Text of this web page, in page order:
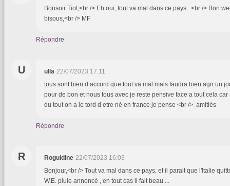
Bonsoir Tiot,<br /> Eh oui, tout va mal dans ce pays...<br /> Bon
bisous,<br /> MF
Répondre
U ulla 22/07/2023 17:11
tous sont bien d accord que tout va mal mais faudra bien agir un
pour de bon et nous tous avec je reste pensive face a tout cela
du tout on a le tord d etre né en france je pense <br /> amitiés
Répondre
R Roguidine 22/07/2023 16:03
Bonjour,<br /> Tout va mal dans ce pays, et il parait que l'Italie
W.E. pluie annoncé , en tout cas il fait beau ...